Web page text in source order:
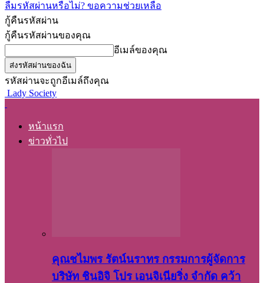
ลืมรหัสผ่านหรือไม่? ขอความช่วยเหลือ
กู้คืนรหัสผ่าน
กู้คืนรหัสผ่านของคุณ
อีเมล์ของคุณ
รหัสผ่านจะถูกอีเมล์ถึงคุณ
Lady Society
หน้าแรก
ข่าวทั่วไป
คุณชไมพร​ รัตน์​นรา​ทร​ กรรมการ​ผู้จัดการ
บริษัท​ ชินอิจิ​ โปร​ เอน​จิเนีย​ริ่ง​ จำกัด คว้า